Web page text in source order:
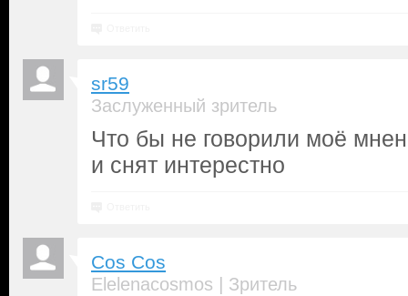
sr59
Заслуженный зритель
Что бы не говорили моё
и снят интерестно
Cos Cos
Elelenacosmos | Зритель